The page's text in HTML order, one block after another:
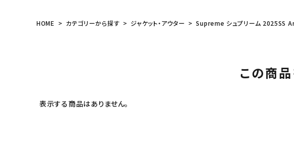
HOME カテゴリーから探す ジャケット・アウター Supreme シュプリーム 2025SS
この商
表示する商品はありません。